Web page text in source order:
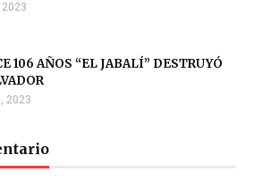
106 AÑOS “EL JABALÍ” DESTRUYÓ
2023